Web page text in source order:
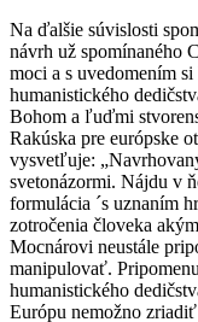
Na ďalšie súvislosti
návrh už spomínaného
moci a s uvedomením
humanistického
Bohom a ľuďmi
Rakúska pre európske
vysvetľuje:
svetonázormi. Nájdu v
formulácia ´s uznaním
zotročenia človeka
Mocnárovi neustále
manipulovať.
humanistického
Európu nemožno